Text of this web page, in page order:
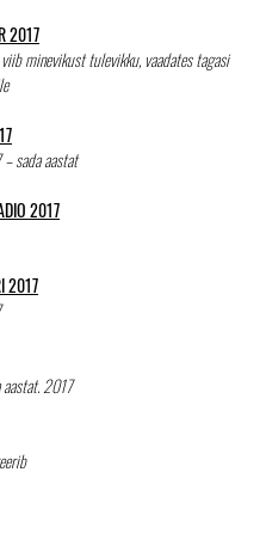
2017
minevikust tulevikku, vaadates tagasi
sada aastat
2017
2017
aastat. 2017